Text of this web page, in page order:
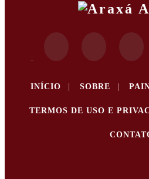
INÍCIO | SOBRE |
TERMOS DE USO E